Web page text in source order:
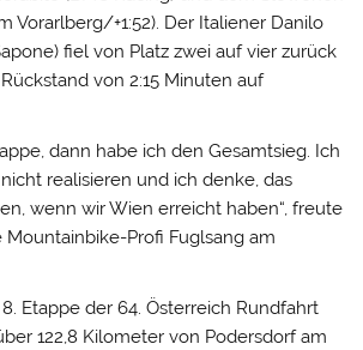
Vorarlberg/+1:52). Der Italiener Danilo
fiel von Platz zwei auf vier zurück
von 2:15 Minuten auf
dann habe ich den Gesamtsieg. Ich
realisieren und ich denke, das
wenn wir Wien erreicht haben“, freute
Profi Fuglsang am
Etappe der 64. Österreich Rundfahrt
122,8 Kilometer von Podersdorf am